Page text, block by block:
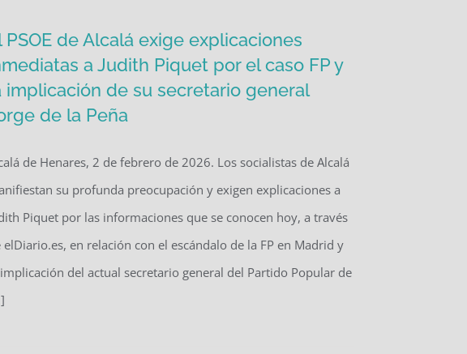
PSOE de Alcalá exige explicaciones
a Judith Piquet por el caso FP y
implicación de su secretario general
de la Peña
de Henares, 2 de febrero de 2026. Los socialistas de Alcalá
su profunda preocupación y exigen explicaciones a
Piquet por las informaciones que se conocen hoy, a través
elDiario.es, en relación con el escándalo de la FP en Madrid y
del actual secretario general del Partido Popular de